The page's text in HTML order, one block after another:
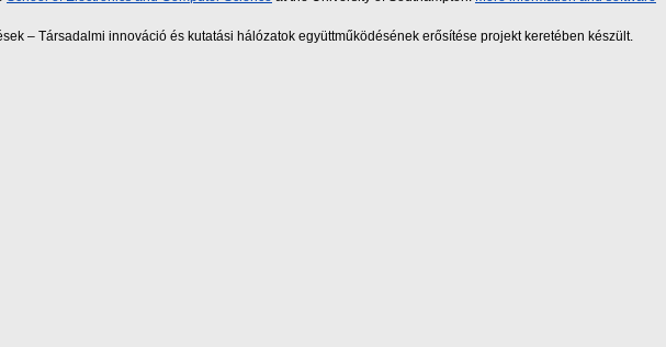
– Társadalmi innováció és kutatási hálózatok együttműködésének erősítése projekt keretében készült.